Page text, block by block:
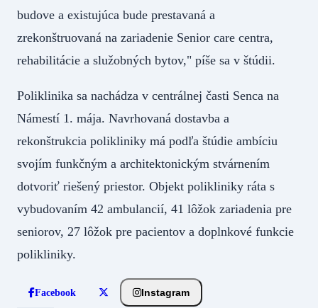
budove a existujúca bude prestavaná a
zrekonštruovaná na zariadenie Senior care centra,
rehabilitácie a služobných bytov," píše sa v štúdii.
Poliklinika sa nachádza v centrálnej časti Senca na
Námestí 1. mája. Navrhovaná dostavba a
rekonštrukcia polikliniky má podľa štúdie ambíciu
svojím funkčným a architektonickým stvárnením
dotvoriť riešený priestor. Objekt polikliniky ráta s
vybudovaním 42 ambulancií, 41 lôžok zariadenia pre
seniorov, 27 lôžok pre pacientov a doplnkové funkcie
polikliniky.
Facebook Instagram